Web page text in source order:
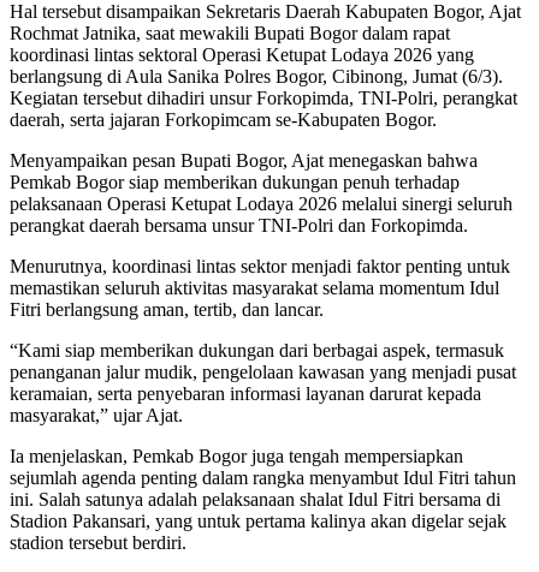
Hal tersebut disampaikan Sekretaris Daerah Kabupaten Bogor, Ajat
Rochmat Jatnika, saat mewakili Bupati Bogor dalam rapat
koordinasi lintas sektoral Operasi Ketupat Lodaya 2026 yang
berlangsung di Aula Sanika Polres Bogor, Cibinong, Jumat (6/3).
Kegiatan tersebut dihadiri unsur Forkopimda, TNI-Polri, perangkat
daerah, serta jajaran Forkopimcam se-Kabupaten Bogor.
Menyampaikan pesan Bupati Bogor, Ajat menegaskan bahwa
Pemkab Bogor siap memberikan dukungan penuh terhadap
pelaksanaan Operasi Ketupat Lodaya 2026 melalui sinergi seluruh
perangkat daerah bersama unsur TNI-Polri dan Forkopimda.
Menurutnya, koordinasi lintas sektor menjadi faktor penting untuk
memastikan seluruh aktivitas masyarakat selama momentum Idul
Fitri berlangsung aman, tertib, dan lancar.
“Kami siap memberikan dukungan dari berbagai aspek, termasuk
penanganan jalur mudik, pengelolaan kawasan yang menjadi pusat
keramaian, serta penyebaran informasi layanan darurat kepada
masyarakat,” ujar Ajat.
Ia menjelaskan, Pemkab Bogor juga tengah mempersiapkan
sejumlah agenda penting dalam rangka menyambut Idul Fitri tahun
ini. Salah satunya adalah pelaksanaan shalat Idul Fitri bersama di
Stadion Pakansari, yang untuk pertama kalinya akan digelar sejak
stadion tersebut berdiri.